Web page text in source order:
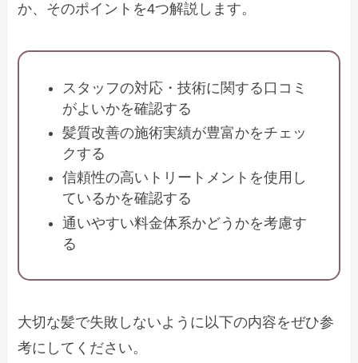
か、そのポイントを4つ解説します。
スタッフの対応・技術に関する口コミ
がよいかを確認する
髪質改善の施術実績が豊富かをチェッ
クする
信頼性の高いトリートメントを使用し
ているかを確認する
通いやすい料金体系かどうかを考慮す
る
大切な髪で失敗しないように以下の内容をぜひ参
考にしてください。